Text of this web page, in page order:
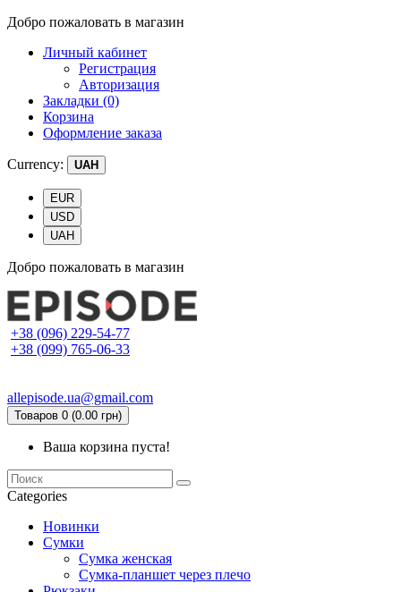
Добро пожаловать в магазин
Личный кабинет
Регистрация
Авторизация
Закладки (0)
Корзина
Оформление заказа
Currency: UAH
EUR
USD
UAH
Добро пожаловать в магазин
+38 (096) 229-54-77
+38 (099) 765-06-33
allepisode.ua@gmail.com
Товаров 0 (0.00 грн)
Ваша корзина пуста!
Categories
Новинки
Сумки
Сумка женская
Сумка-планшет через плечо